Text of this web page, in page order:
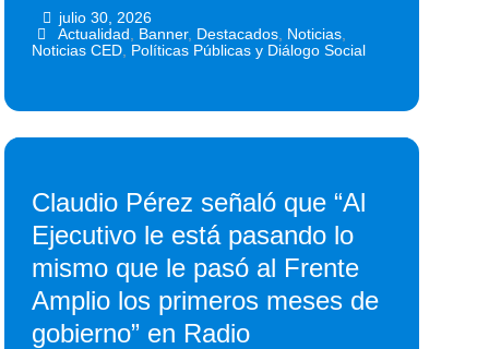
julio 30, 2026
Actualidad Banner, Destacados, Noticias,
Noticias CED Políticas Públicas y Diálogo Social
Claudio Pérez señaló que “Al
Ejecutivo le está pasando lo
mismo que le pasó al Frente
Amplio los primeros meses de
gobierno” en Radio